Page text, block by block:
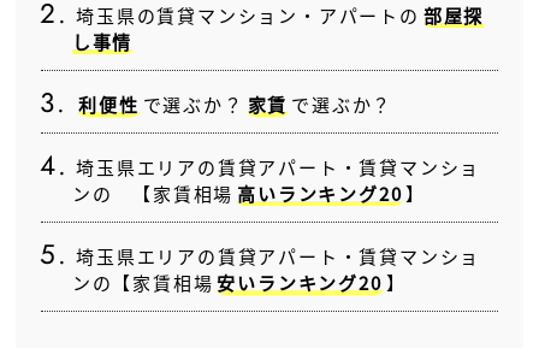
埼玉県の賃貸マンション・アパートの 部屋探
し事情
利便性 で選ぶか？ 家賃 で選ぶか？
埼玉県エリアの賃貸アパート・賃貸マンショ
ンの 【家賃相場 高いランキング20】
埼玉県エリアの賃貸アパート・賃貸マンショ
ンの【家賃相場 安いランキング20】